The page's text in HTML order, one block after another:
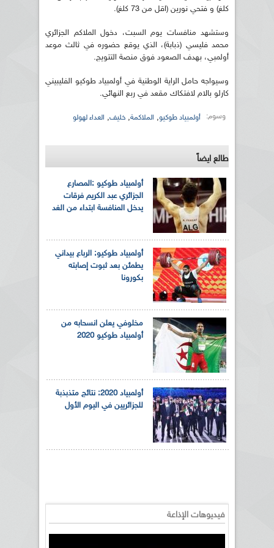
كلغ) و فتحي نورين (اقل من 73 كلغ).
وستشهد منافسات يوم السبت، دخول الملاكم الجزائري
محمد فليسي (ذبابة)، الذي يوقع حضوره في ثالث موعد
أولمبي، بهدف الصعود فوق منصة التتويج.
وسيواجه حامل الراية الوطنية في أولمبياد طوكيو الفليبيني
كارلو بالام لافتكاك مقعد في ربع النهائي.
وسوم: أولمبياد طوكيو, الملاكمة, خليف, العداء لهولو
طالع ايضاً
أولمبياد طوكيو :المصارع
الجزائري عبد الكريم فرقات
يدخل المنافسة ابتداء من الغد
أولمبياد طوكيو: الرباع بيداني
يطمئن بعد ثبوت إصابته
بكورونا
مخلوفي يعلن انسحابه من
أولمبياد طوكيو 2020
أولمبياد 2020: نتائج متذبذبة
للجزائريين في اليوم الأول
فيديوهات الإذاعة